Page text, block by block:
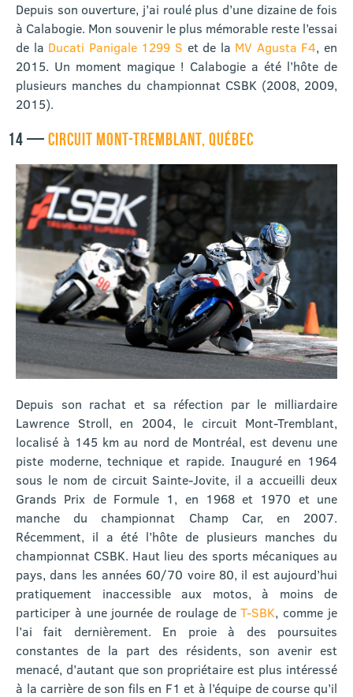
Depuis son ouverture, j’ai roulé plus d’une dizaine de fois
à Calabogie. Mon souvenir le plus mémorable reste l’essai
de la Ducati Panigale 1299 S et de la MV Agusta F4, en
2015. Un moment magique ! Calabogie a été l’hôte de
plusieurs manches du championnat CSBK (2008, 2009,
2015).
14 — CIRCUIT MONT-TREMBLANT, QUÉBEC
Depuis son rachat et sa réfection par le milliardaire
Lawrence Stroll, en 2004, le circuit Mont-Tremblant,
localisé à 145 km au nord de Montréal, est devenu une
piste moderne, technique et rapide. Inauguré en 1964
sous le nom de circuit Sainte-Jovite, il a accueilli deux
Grands Prix de Formule 1, en 1968 et 1970 et une
manche du championnat Champ Car, en 2007.
Récemment, il a été l’hôte de plusieurs manches du
championnat CSBK. Haut lieu des sports mécaniques au
pays, dans les années 60/70 voire 80, il est aujourd’hui
pratiquement inaccessible aux motos, à moins de
participer à une journée de roulage deT-SBK, comme je
l’ai fait dernièrement. En proie à des poursuites
constantes de la part des résidents, son avenir est
menacé, d’autant que son propriétaire est plus intéressé
à la carrière de son fils en F1 et à l’équipe de course qu’il